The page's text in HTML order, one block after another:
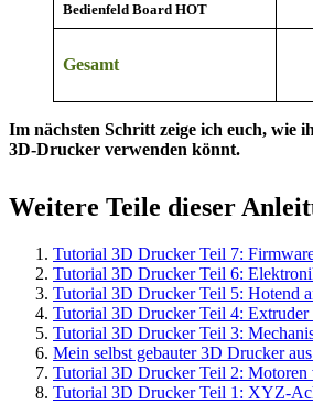
Bedienfeld Board HOT
Gesamt
Im nächsten Schritt zeige ich euch,
3D-Drucker verwenden könnt.
Weitere Teile dieser
Tutorial 3D Drucker Teil 7:
Tutorial 3D Drucker Teil 6:
Tutorial 3D Drucker Teil 5: Hotend
Tutorial 3D Drucker Teil 4: Extruder
Tutorial 3D Drucker Teil 3:
Mein selbst gebauter 3D Drucker
Tutorial 3D Drucker Teil 2: Motoren
Tutorial 3D Drucker Teil 1: XYZ-